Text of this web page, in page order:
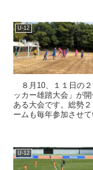
U-12
８月10、１１日の２
ッカー雄踏大会」が
ある大会です。総勢
ームも毎年参加させ
U-12